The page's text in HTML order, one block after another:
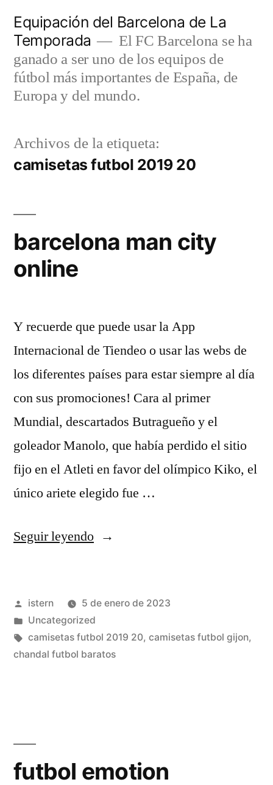
contenido
Equipación del Barcelona de La
Temporada
El FC Barcelona se ha
ganado a ser uno de los equipos de
fútbol más importantes de España, de
Europa y del mundo.
Archivos de la etiqueta:
camisetas futbol 2019 20
barcelona man city
online
Y recuerde que puede usar la App
Internacional de Tiendeo o usar las webs de
los diferentes países para estar siempre al día
con sus promociones! Cara al primer
Mundial, descartados Butragueño y el
goleador Manolo, que había perdido el sitio
fijo en el Atleti en favor del olímpico Kiko, el
único ariete elegido fue …
Seguir leyendo«barcelona
online»
Publicado
por
istern
5 de enero de 2023
Publicado
en
Uncategorized
Etiquetas:
camisetas futbol 2019 20, camisetas futbol gijon,
chandal futbol baratos
futbol emotion